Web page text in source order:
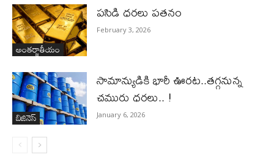
అంతర్జాతీయం
పసిడి ధరలు పతనం
February 3, 2026
బిజినెస్‌
సామాన్యుడికి భారీ ఊరట..తగ్గనున్న
చమురు ధరలు.. !
January 6, 2026